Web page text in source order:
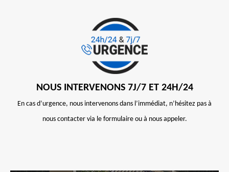
NOUS INTERVENONS 7J/7 ET 24H/24
En cas d’urgence, nous intervenons dans l’immédiat, n’hésitez pas à
nous contacter via le formulaire ou à nous appeler.